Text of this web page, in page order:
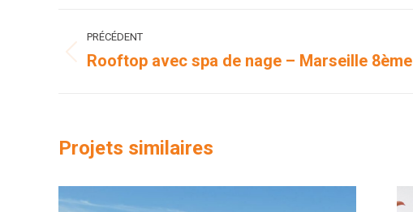
Navigation
de
PRÉCÉDENT
Onglet
Rooftop avec spa de nage – Marseille 8ème
Projets similaires